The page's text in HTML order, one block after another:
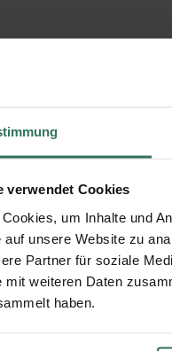
verwendet Cookies
um Inhalte und
auf unsere Website zu
Partner für soziale
mit weiteren Daten
haben.